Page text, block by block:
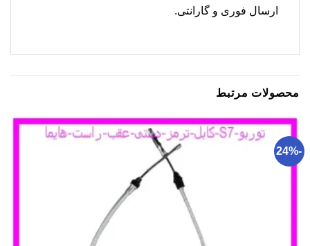
ارسال فوری و گارانتی.
محصولات مرتبط
-24%